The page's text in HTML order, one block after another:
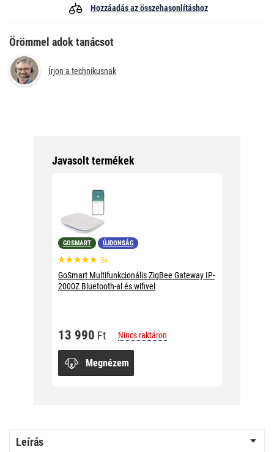
Hozzáadás az összehasonlításhoz
Örömmel adok tanácsot
Írjon a technikusnak
Javasolt termékek
GOSMART ÚJDONSÁG
5x
GoSmart Multifunkcionális ZigBee Gateway IP-
2000Z Bluetooth-al és wifivel
13 990 Ft Nincs raktáron
Megnézem
Leírás